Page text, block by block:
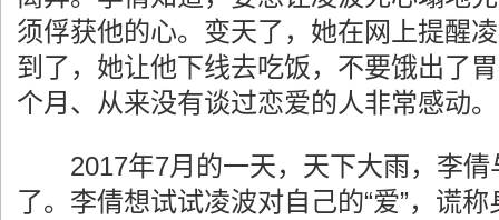
须俘获他的心。变天了，她在网上提醒
到了，她让他下线去吃饭，不要饿出了
个月、从来没有谈过恋爱的人非常感动。
2017年7月的一天，天下大雨，李倩
了。李倩想试试凌波对自己的“爱”，谎